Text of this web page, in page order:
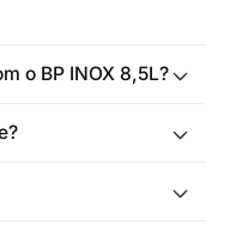
o BP INOX 8,5L?